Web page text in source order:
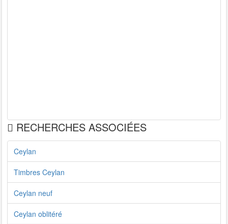
RECHERCHES ASSOCIÉES
Ceylan
Timbres Ceylan
Ceylan neuf
Ceylan oblitéré